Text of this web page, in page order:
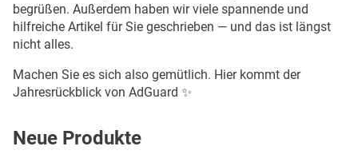
begrüßen. Außerdem haben wir viele spannende und
hilfreiche Artikel für Sie geschrieben — und das ist längst
nicht alles.
Machen Sie es sich also gemütlich. Hier kommt der
Jahresrückblick von AdGuard ✨
Neue Produkte